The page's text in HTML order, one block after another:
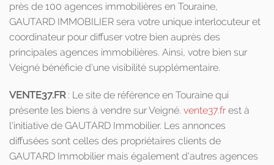
près de 100 agences immobilières en Touraine,
GAUTARD IMMOBILIER sera votre unique interlocuteur et
coordinateur pour diffuser votre bien auprès des
principales agences immobilières. Ainsi, votre bien sur
Veigné bénéficie d'une visibilité supplémentaire.
VENTE37.FR: Le site de référence en Touraine qui
présente les biens à vendre sur Veigné. vente37.fr est à
l'initiative de GAUTARD Immobilier. Les annonces
diffusées sont celles des propriétaires clients de
GAUTARD Immobilier mais également d'autres agences